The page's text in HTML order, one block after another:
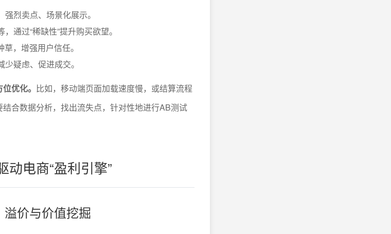
烈卖点、场景化展示。
通过“稀缺性”提升购买欲望。
，增强用户信任。
疑虑、促进成交。
优化。 比如，移动端页面加载速度慢，或结算流程
合数据分析，找出流失点，针对性地进行AB测试
动电商“盈利引擎”
价与价值挖掘